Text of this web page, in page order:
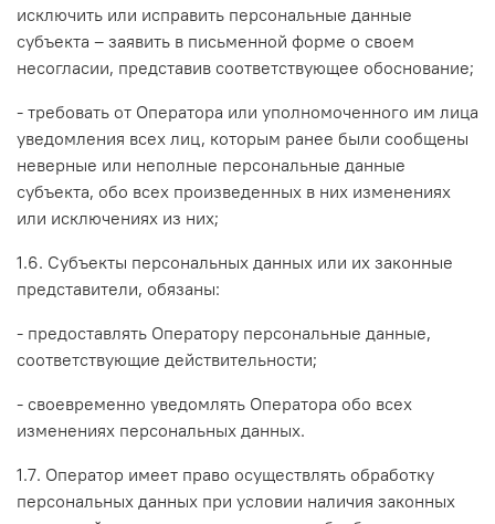
исключить или исправить персональные данные
субъекта – заявить в письменной форме о своем
несогласии, представив соответствующее обоснование;
- требовать от Оператора или уполномоченного им лица
уведомления всех лиц, которым ранее были сообщены
неверные или неполные персональные данные
субъекта, обо всех произведенных в них изменениях
или исключениях из них;
1.6. Субъекты персональных данных или их законные
представители, обязаны:
- предоставлять Оператору персональные данные,
соответствующие действительности;
- своевременно уведомлять Оператора обо всех
изменениях персональных данных.
1.7. Оператор имеет право осуществлять обработку
персональных данных при условии наличия законных